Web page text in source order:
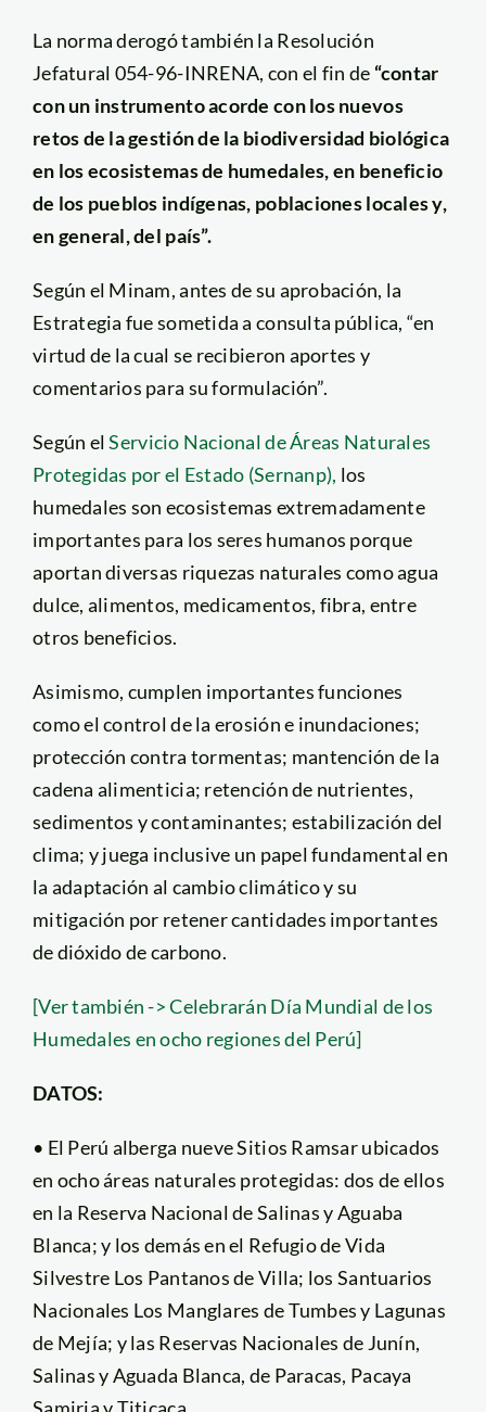
La norma derogó también la Resolución
Jefatural 054-96-INRENA, con el fin de “contar
con un instrumento acorde con los nuevos
retos de la gestión de la biodiversidad biológica
en los ecosistemas de humedales, en beneficio
de los pueblos indígenas, poblaciones locales y,
en general, del país”.
Según el Minam, antes de su aprobación, la
Estrategia fue sometida a consulta pública, “en
virtud de la cual se recibieron aportes y
comentarios para su formulación”.
Según elServicio Nacional de Áreas Naturales
Protegidas por el Estado (Sernanp), los
humedales son ecosistemas extremadamente
importantes para los seres humanos porque
aportan diversas riquezas naturales como agua
dulce, alimentos, medicamentos, fibra, entre
otros beneficios.
Asimismo, cumplen importantes funciones
como el control de la erosión e inundaciones;
protección contra tormentas; mantención de la
cadena alimenticia; retención de nutrientes,
sedimentos y contaminantes; estabilización del
clima; y juega inclusive un papel fundamental en
la adaptación al cambio climático y su
mitigación por retener cantidades importantes
de dióxido de carbono.
[Ver también -> Celebrarán Día Mundial de los
Humedales en ocho regiones del Perú]
DATOS:
• El Perú alberga nueve Sitios Ramsar ubicados
en ocho áreas naturales protegidas: dos de ellos
en la Reserva Nacional de Salinas y Aguaba
Blanca; y los demás en el Refugio de Vida
Silvestre Los Pantanos de Villa; los Santuarios
Nacionales Los Manglares de Tumbes y Lagunas
de Mejía; y las Reservas Nacionales de Junín,
Salinas y Aguada Blanca, de Paracas, Pacaya